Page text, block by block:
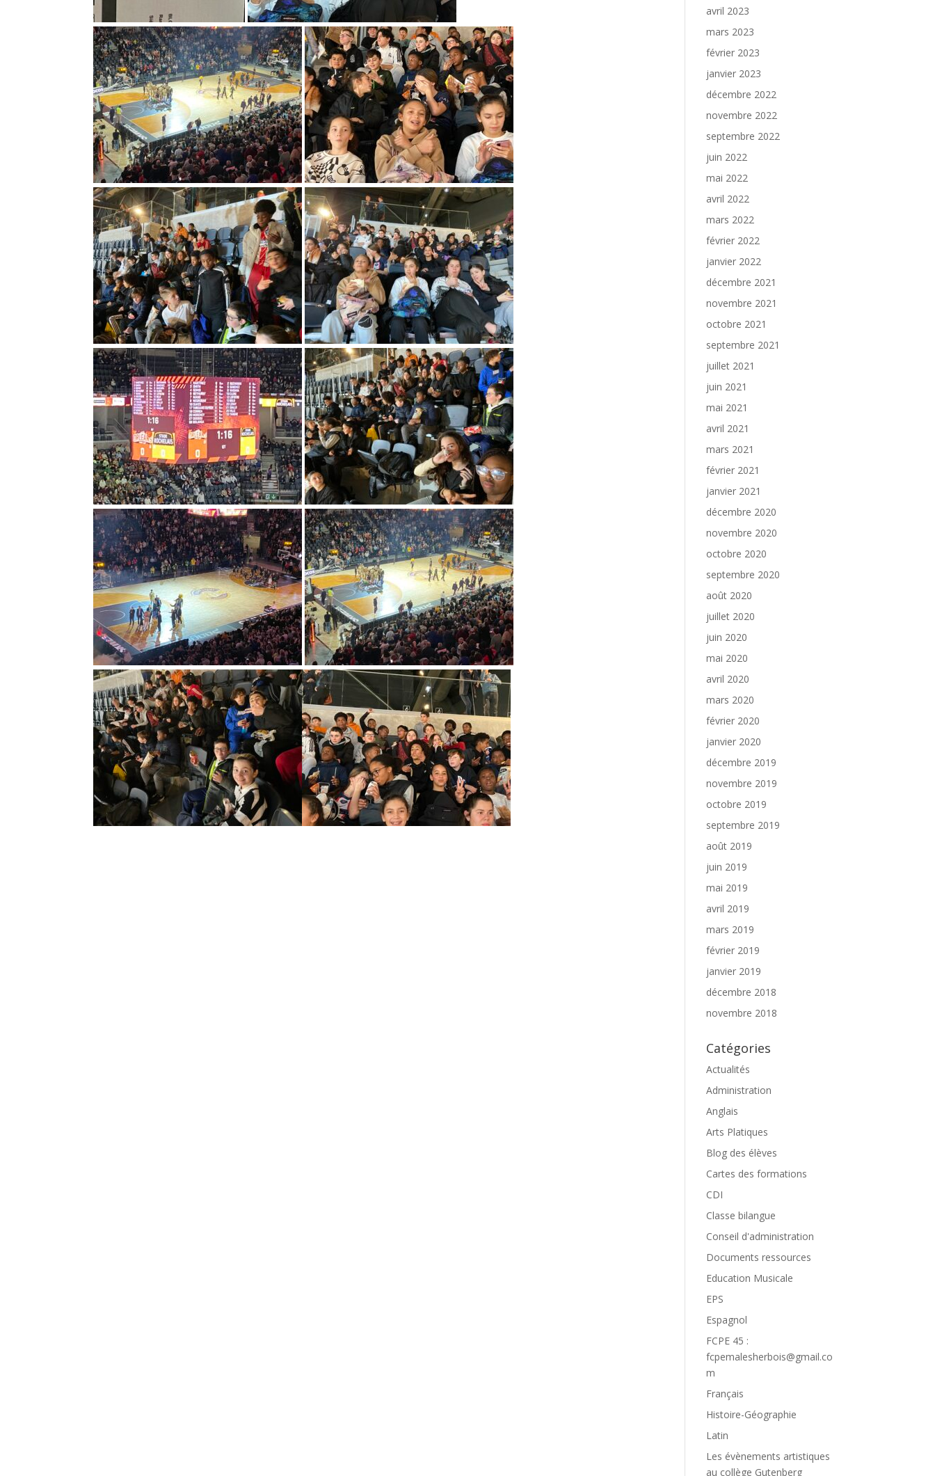
avril 2023
mars 2023
février 2023
janvier 2023
décembre 2022
novembre 2022
septembre 2022
juin 2022
mai 2022
avril 2022
mars 2022
février 2022
janvier 2022
décembre 2021
novembre 2021
octobre 2021
septembre 2021
juillet 2021
juin 2021
mai 2021
avril 2021
mars 2021
février 2021
janvier 2021
décembre 2020
novembre 2020
octobre 2020
septembre 2020
août 2020
juillet 2020
juin 2020
mai 2020
avril 2020
mars 2020
février 2020
janvier 2020
décembre 2019
novembre 2019
octobre 2019
septembre 2019
août 2019
juin 2019
mai 2019
avril 2019
mars 2019
février 2019
janvier 2019
décembre 2018
novembre 2018
Catégories
Actualités
Administration
Anglais
Arts Platiques
Blog des élèves
Cartes des formations
CDI
Classe bilangue
Conseil d'administration
Documents ressources
Education Musicale
EPS
Espagnol
FCPE 45 :
fcpemalesherbois@gmail.co
m
Français
Histoire-Géographie
Latin
Les évènements artistiques
au collège Gutenberg